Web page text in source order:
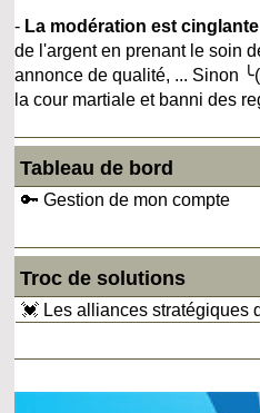
- La modération est cinglante
de l'argent en prenant le soin
annonce de qualité, ... Sinon
la cour martiale et banni des
Tableau de bord
🔑 Gestion de mon compte
Troc de solutions
💓 Les alliances stratégiques